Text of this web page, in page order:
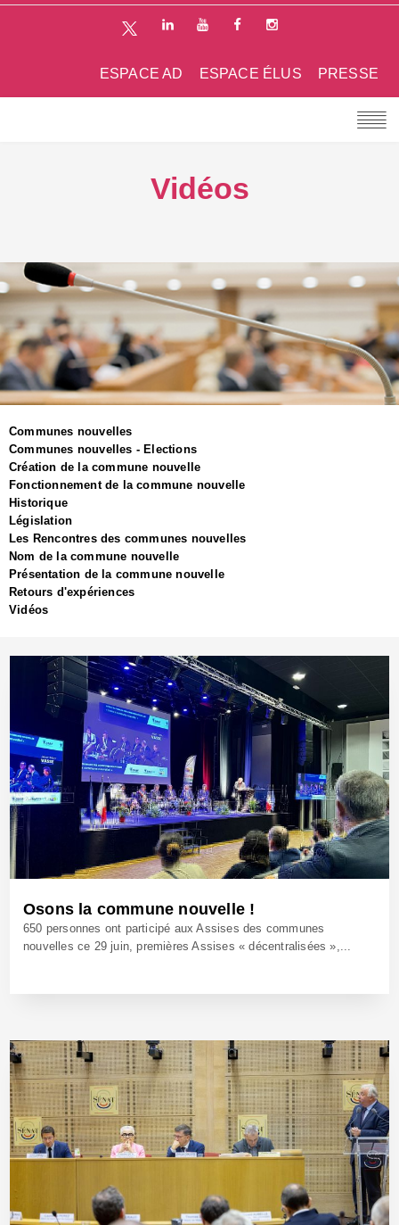
PRESSE
ESPACE ÉLUS
ESPACE AD
Vidéos
Communes nouvelles
Communes nouvelles - Elections
Création de la commune nouvelle
Fonctionnement de la commune nouvelle
Historique
Législation
Les Rencontres des communes nouvelles
Nom de la commune nouvelle
Présentation de la commune nouvelle
Retours d'expériences
Vidéos
Osons la commune nouvelle !
650 personnes ont participé aux Assises des communes
nouvelles ce 29 juin, premières Assises « décentralisées »,...
29 Juin 2023 - Réf: BW41791